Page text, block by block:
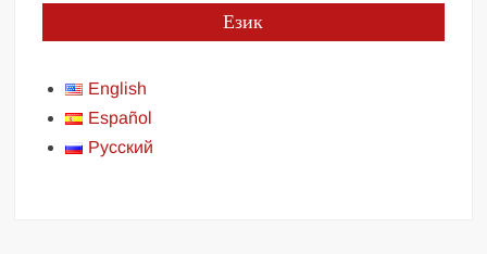
Език
English
Español
Русский